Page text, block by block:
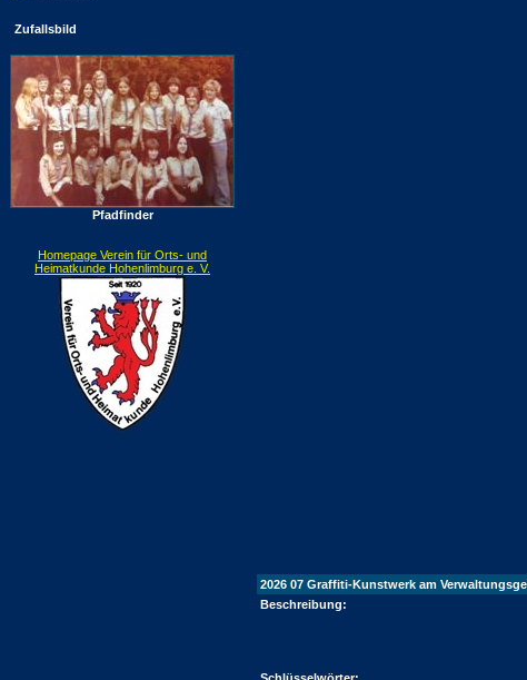
Zufallsbild
Pfadfinder
Homepage Verein für Orts- und
Heimatkunde Hohenlimburg e. V.
2026 07 Graffiti-Kunstwerk am
Beschreibung: